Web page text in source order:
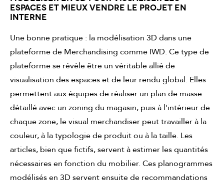
ESPACES ET MIEUX VENDRE LE PROJET EN
INTERNE
Une bonne pratique : la modélisation 3D dans une
plateforme de Merchandising comme IWD. Ce type de
plateforme se révèle être un véritable allié de
visualisation des espaces et de leur rendu global. Elles
permettent aux équipes de réaliser un plan de masse
détaillé avec un zoning du magasin, puis à l'intérieur de
chaque zone, le visual merchandiser peut travailler à la
couleur, à la typologie de produit ou à la taille. Les
articles, bien que fictifs, servent à estimer les quantités
nécessaires en fonction du mobilier. Ces planogrammes
modélisés en 3D servent ensuite de recommandations